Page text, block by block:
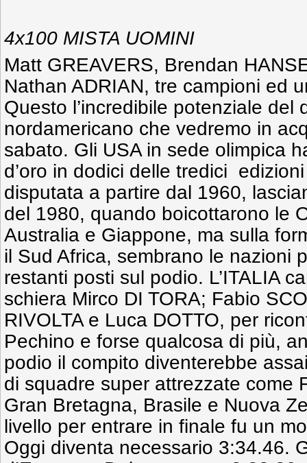
4x100 MISTA UOMINI
Matt GREAVERS, Brendan
Nathan ADRIAN, tre campioni ed
Questo l’incredibile potenziale del
nordamericano che vedremo in
sabato. Gli USA in sede olimpica
d’oro in dodici delle tredici
disputata a partire dal 1960,
del 1980, quando boicottarono le
Australia e Giappone, ma sulla
il Sud Africa, sembrano le nazioni
restanti posti sul podio. L’ITALIA
schiera Mirco DI TORA; Fabio
RIVOLTA e Luca DOTTO, per
Pechino e forse qualcosa di più,
podio il compito diventerebbe
di squadre super attrezzate come
Gran Bretagna, Brasile e Nuova
livello per entrare in finale fu un
Oggi diventa necessario 3:34.46.